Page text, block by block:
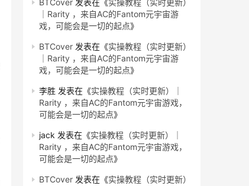
BTCover 发表在《实操教程（实时更新）
｜Rarity ，来自AC的Fantom元宇宙游
戏，可能会是一切的起点》
BTCover 发表在《实操教程（实时更新）
｜Rarity ，来自AC的Fantom元宇宙游
戏，可能会是一切的起点》
李胜 发表在《实操教程（实时更新）｜
Rarity ，来自AC的Fantom元宇宙游戏，
可能会是一切的起点》
jack 发表在《实操教程（实时更新）｜
Rarity ，来自AC的Fantom元宇宙游戏，
可能会是一切的起点》
BTCover 发表在《实操教程（实时更新）